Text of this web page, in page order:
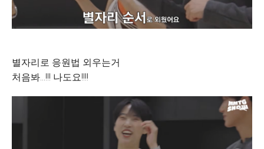
별자리로 응원법 외우는거
처음봐...!!! 나도요!!!!